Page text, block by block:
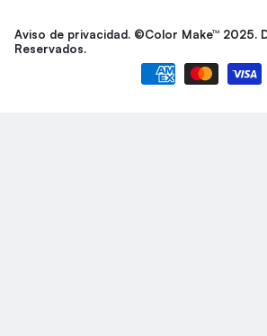
Aviso de privacidad. ©Color Make™ 2025.
Reservados.
Formas de pago